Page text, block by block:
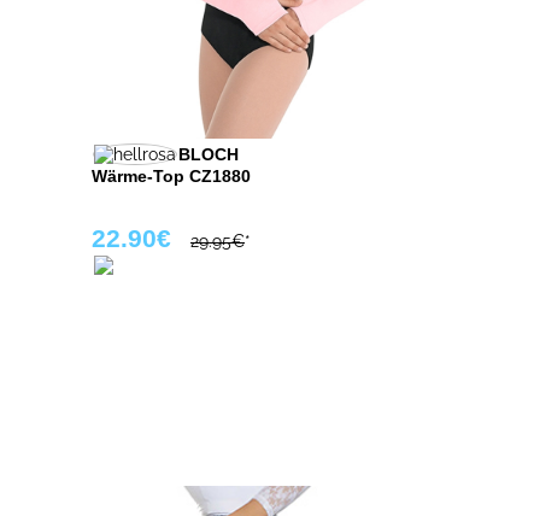
BLOCH
Wärme-Top CZ1880
22.90€ 29.95€*